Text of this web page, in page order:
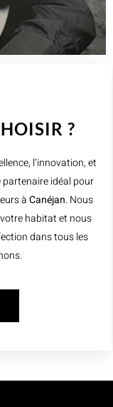
?
l’innovation, et
idéal pour
àCanéjan. Nous
habitat et nous
dans tous les